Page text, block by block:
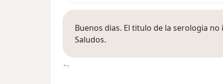
Buenos dias. El titulo de la serologia
Saludos.